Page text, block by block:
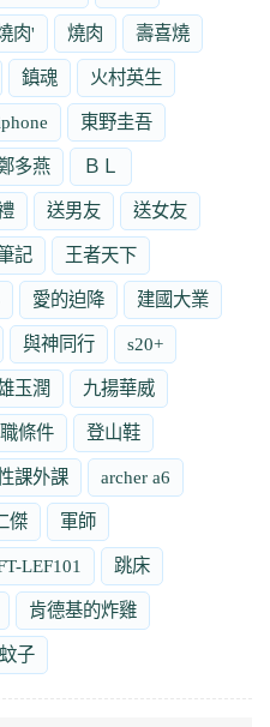
肉' 燒肉 壽喜燒
鎮魂 火村英生
東野圭吾
多燕 ＢＬ
送男友 送女友
記 王者天下
愛的迫降 建國大業
與神同行 s20+
玉潤 九揚華威
條件 登山鞋
課外課 archer a6
傑 軍師
LEF101 跳床
肯德基的炸雞
蚊子